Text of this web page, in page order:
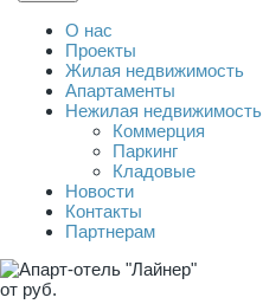
О нас
Проекты
Жилая недвижимость
Апартаменты
Нежилая недвижимость
Коммерция
Паркинг
Кладовые
Новости
Контакты
Партнерам
от руб.